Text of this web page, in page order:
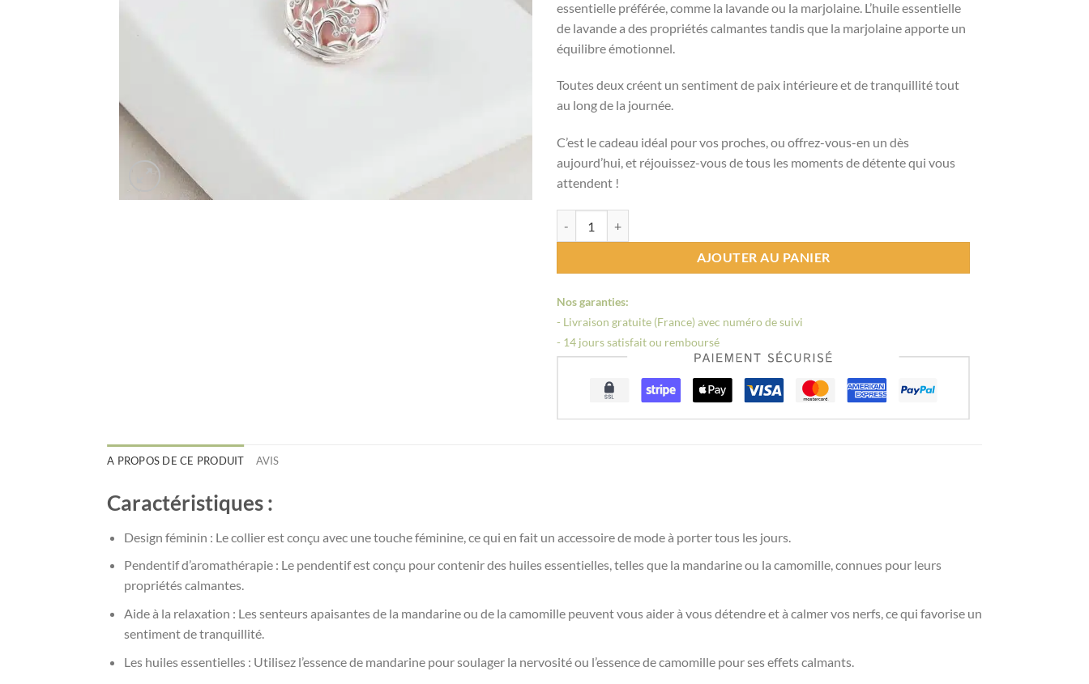
essentielle préférée, comme la lavande ou la marjolaine. L’huile essentielle
de lavande a des propriétés calmantes tandis que la marjolaine apporte un
équilibre émotionnel.
Toutes deux créent un sentiment de paix intérieure et de tranquillité tout
au long de la journée.
C’est le cadeau idéal pour vos proches, ou offrez-vous-en un dès
aujourd’hui, et réjouissez-vous de tous les moments de détente qui vous
attendent !
AJOUTER AU PANIER
Nos garanties:
- Livraison gratuite (France) avec numéro de suivi
- 14 jours satisfait ou remboursé
A PROPOS DE CE PRODUIT AVIS
Caractéristiques :
Design féminin : Le collier est conçu avec une touche féminine, ce qui en fait un accessoire de mode à porter tous les jours.
Pendentif d’aromathérapie : Le pendentif est conçu pour contenir des huiles essentielles, telles que la mandarine ou la camomille, connues pour leurs
propriétés calmantes.
Aide à la relaxation : Les senteurs apaisantes de la mandarine ou de la camomille peuvent vous aider à vous détendre et à calmer vos nerfs, ce qui favorise un
sentiment de tranquillité.
Les huiles essentielles : Utilisez l’essence de mandarine pour soulager la nervosité ou l’essence de camomille pour ses effets calmants.